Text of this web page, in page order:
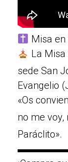
Misa en
La
sede San
Evangelio
«Os
no me voy,
Paráclito».